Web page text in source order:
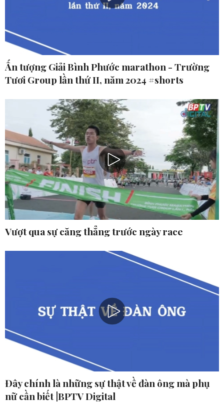
Ấn tượng Giải Bình Phước marathon - Trường
Tươi Group lần thứ II, năm 2024 #shorts
Vượt qua sự căng thẳng trước ngày race
Đây chính là những sự thật về đàn ông mà phụ
nữ cần biết |BPTV Digital